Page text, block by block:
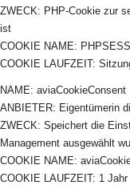
ZWECK: PHP-Cookie zur
ist
COOKIE NAME:
COOKIE LAUFZEIT:
NAME: aviaCookieConsent
ANBIETER: Eigentümerin
ZWECK: Speichert die
Management ausgewählt
COOKIE NAME:
COOKIE LAUFZEIT: 1 Jahr